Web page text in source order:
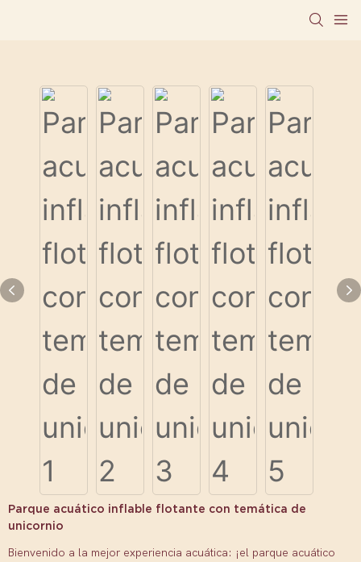
Parque acuático inflable flotante con temática de
unicornio
Bienvenido a la mejor experiencia acuática: ¡el parque acuático